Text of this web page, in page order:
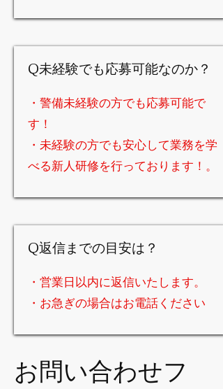
Q未経験でも応募可能なのか？
・警備未経験の方でも応募可能で
す！
・未経験の方でも安心して業務を学
べる新人研修を行っております！。
Q返信までの目安は？
・営業日以内に返信いたします。
・お急ぎの場合はお電話ください
​お問い合わせフ